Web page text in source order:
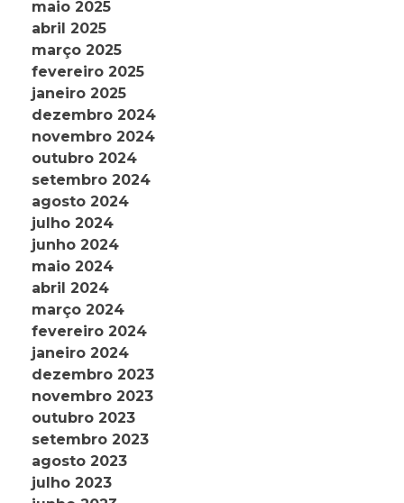
maio 2025
abril 2025
março 2025
fevereiro 2025
janeiro 2025
dezembro 2024
novembro 2024
outubro 2024
setembro 2024
agosto 2024
julho 2024
junho 2024
maio 2024
abril 2024
março 2024
fevereiro 2024
janeiro 2024
dezembro 2023
novembro 2023
outubro 2023
setembro 2023
agosto 2023
julho 2023